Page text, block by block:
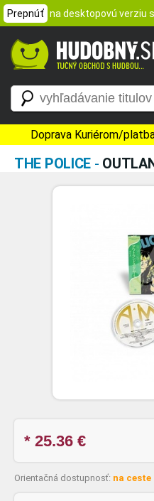
Prepnúť na desktopovú verziu
Doprava Kuriérom/
THE POLICE -
* 25.36 €
Orientačná dostupnosť: na ceste